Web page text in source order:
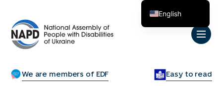
We are members of EDF Easy to read
English
Українська